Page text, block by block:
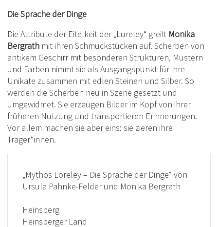
Die Sprache der Dinge
Die Attribute der Eitelkeit der „Lureley“ greift Monika
Bergrath mit ihren Schmuckstücken auf. Scherben von
antikem Geschirr mit besonderen Strukturen, Mustern
und Farben nimmt sie als Ausgangspunkt für ihre
Unikate zusammen mit edlen Steinen und Silber. So
werden die Scherben neu in Szene gesetzt und
umgewidmet. Sie erzeugen Bilder im Kopf von ihrer
früheren Nutzung und transportieren Erinnerungen.
Vor allem machen sie aber eins: sie zieren ihre
Träger*innen.
„Mythos Loreley – Die Sprache der Dinge“ von
Ursula Pahnke-Felder und Monika Bergrath
Heinsberg
Heinsberger Land